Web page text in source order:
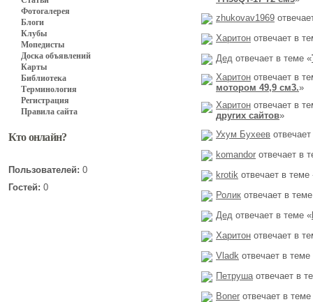
Фотогалерея
Блоги
Клубы
Мопедисты
Доска объявлений
Карты
Библиотека
Терминология
Регистрация
Правила сайта
Кто онлайн?
Пользователей: 0
Гостей: 0
zhukovav1969
Харитон отвечает в
Дед отвечает в теме «
Харитон отвечает в
мотором 49,9 см3.»
Харитон отвечает в
других сайтов»
Ухум Бухеев
komandor отвечает в
krotik отвечает в теме
Ролик отвечает в
Дед отвечает в теме «
Харитон отвечает в
Vladk отвечает в теме
Петрушаотвечает в
Boner отвечает в теме